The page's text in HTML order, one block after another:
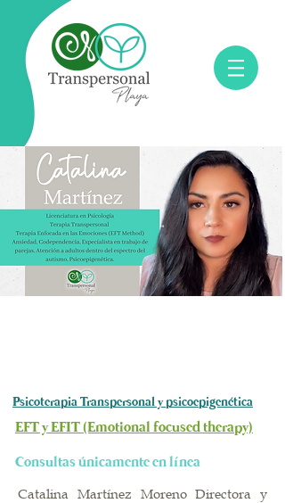
Psicoterapia Transpersonal y psicoepigenética
EFT y EFIT (Emotional focused therapy)
Consultas únicamente en línea
Catalina Martínez Moreno Directora y